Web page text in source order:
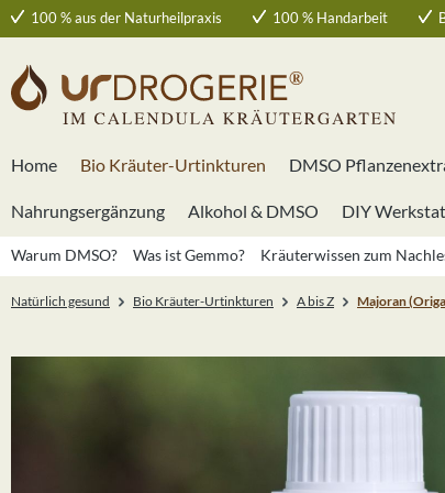
Hauptinhalt springen
Zur Suche springen
Zur Hauptnavigation springen
100 % aus der Naturheilpraxis 100 % Handarbeit
Home Bio Kräuter-Urtinkturen DMSO
Nahrungsergänzung Alkohol & DMSO DIY
Warum DMSO? Was ist Gemmo? Kräuterwissen zum
Natürlich gesund Bio Kräuter-Urtinkturen A bis Z Majoran
Bildergalerie überspringen